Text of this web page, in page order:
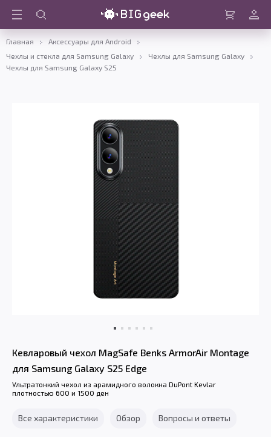
Войти
Главная
Аксессуары для Android
Чехлы и стекла для Samsung Galaxy
Чехлы для Samsung Galaxy
Чехлы для Samsung Galaxy S25
Кевларовый чехол MagSafe Benks ArmorAir Montage
для Samsung Galaxy S25 Edge
Ультратонкий чехол из арамидного волокна DuPont Kevlar
плотностью 600 и 1500 ден
Все характеристики Обзор Вопросы и ответы